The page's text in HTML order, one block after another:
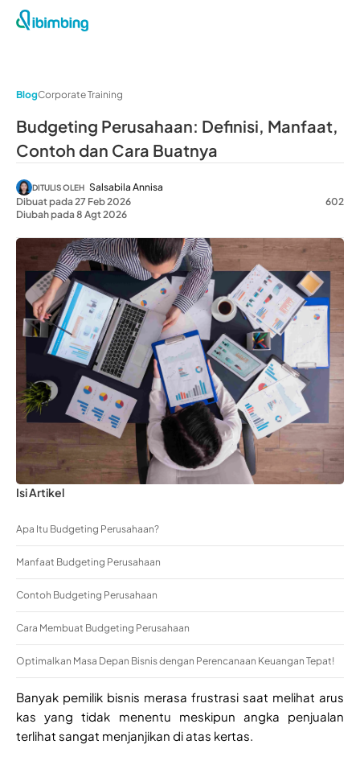
BlogCorporate Training
Budgeting Perusahaan: Definisi, Manfaat,
Contoh dan Cara Buatnya
DITULIS OLEH Salsabila Annisa
Dibuat pada 27 Feb 2026
Diubah pada 8 Agt 2026
602
Isi Artikel
Apa Itu Budgeting Perusahaan?
Manfaat Budgeting Perusahaan
Contoh Budgeting Perusahaan
Cara Membuat Budgeting Perusahaan
Optimalkan Masa Depan Bisnis dengan Perencanaan Keuangan Tepat!
Banyak pemilik bisnis merasa frustrasi saat melihat arus
kas yang tidak menentu meskipun angka penjualan
terlihat sangat menjanjikan di atas kertas.